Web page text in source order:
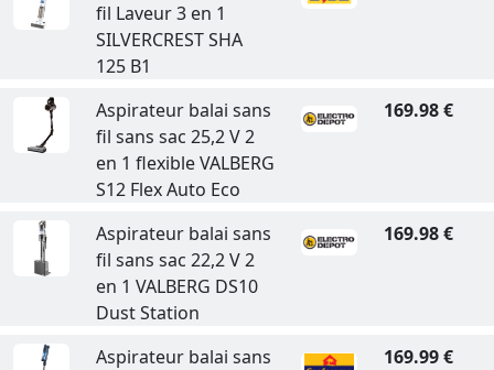
fil Laveur 3 en 1
SILVERCREST SHA
125 B1
Aspirateur balai sans
fil sans sac 25,2 V 2
en 1 flexible VALBERG
S12 Flex Auto Eco
169.98 €
Aspirateur balai sans
fil sans sac 22,2 V 2
en 1 VALBERG DS10
Dust Station
169.98 €
Aspirateur balai sans
169.99 €